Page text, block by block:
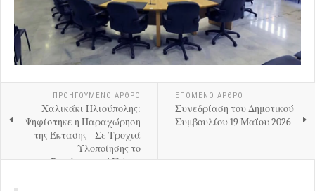
ΠΡΟΗΓΟΎΜΕΝΟ ΑΡΘΡΟ
Χαλικάκι Ηλιούπολης:
Ψηφίστηκε η Παραχώρηση
της Έκτασης - Σε Τροχιά
Υλοποίησης το
Βιοκλιματικό Πάρκο
ΕΠΟΜΕΝΟ ΑΡΘΡΟ
Συνεδρίαση του Δημοτικού
Συμβουλίου 19 Μαΐου 2026